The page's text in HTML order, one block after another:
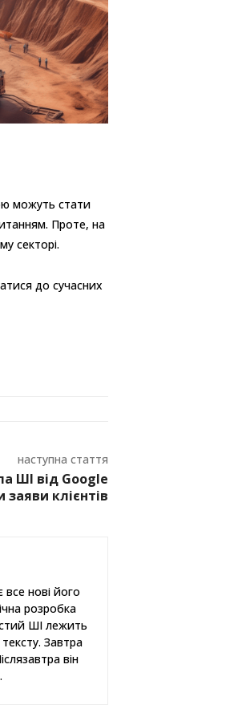
можуть стати
Проте, на
секторі.
до сучасних
наступна стаття
ШІ від Google
заяви клієнтів
нові його
розробка
ШІ лежить
Завтра
він